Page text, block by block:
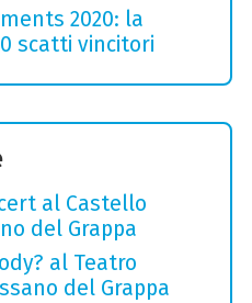
2020: la
scatti vincitori
al Castello
del Grappa
al Teatro
del Grappa